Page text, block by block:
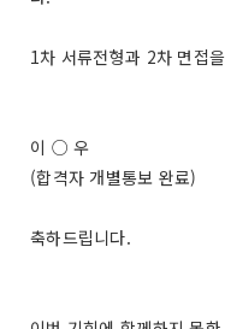
1차 서류전형과 2차 면접
이 ○ 우
(합격자 개별통보 완료)
축하드립니다.